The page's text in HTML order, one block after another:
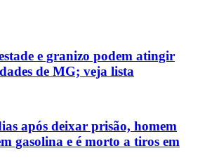
e granizo podem atingir
de MG; veja lista
após deixar prisão, homem
gasolina e é morto a tiros em